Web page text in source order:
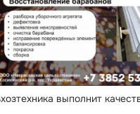
выполнит